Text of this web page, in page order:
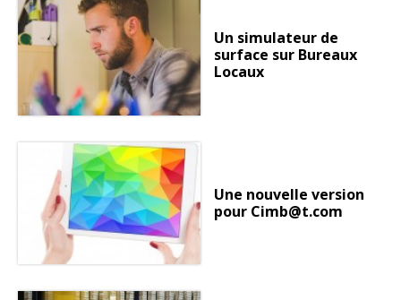
Un simulateur de
surface sur Bureaux
Locaux
Une nouvelle version
pour Cimb@t.com